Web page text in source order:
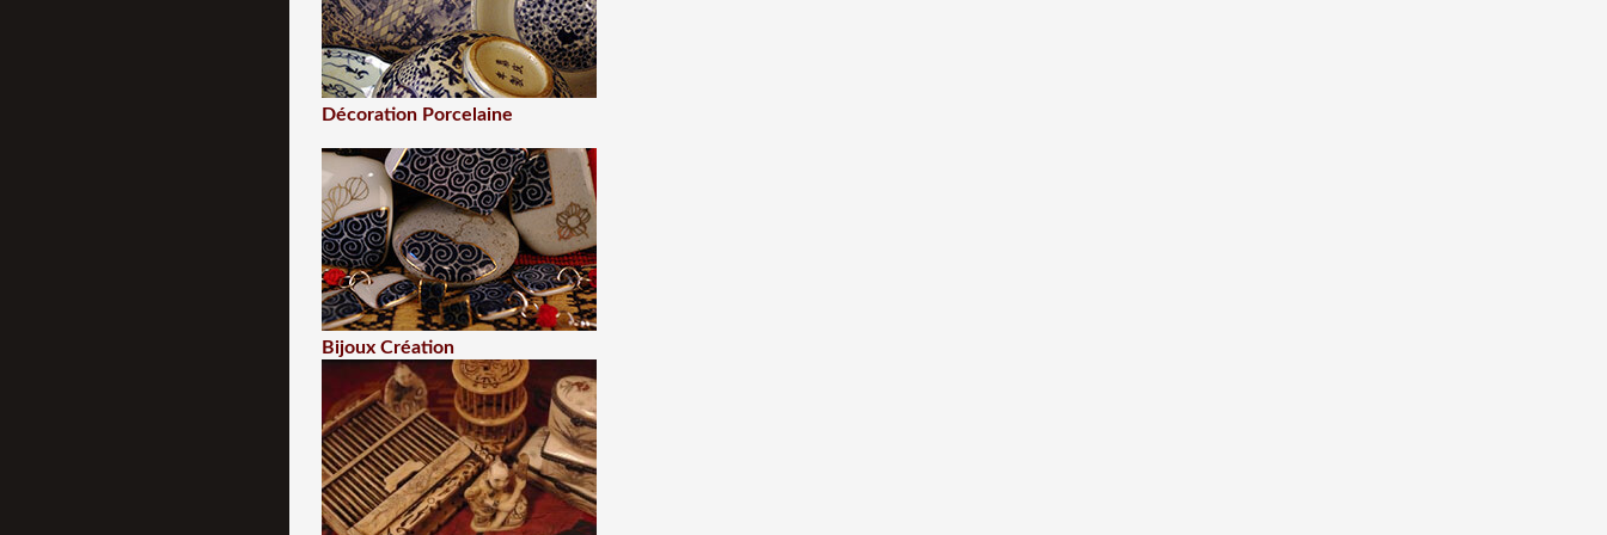
Décoration Porcelaine
Bijoux Création